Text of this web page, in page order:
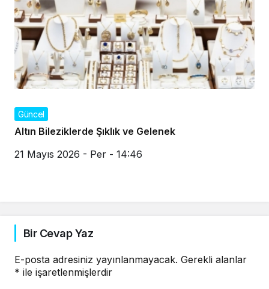
Güncel
Altın Bileziklerde Şıklık ve Gelenek
21 Mayıs 2026 - Per - 14:46
Bir Cevap Yaz
E-posta adresiniz yayınlanmayacak. Gerekli alanlar
* ile işaretlenmişlerdir